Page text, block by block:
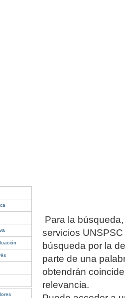
Para la
servicios
búsqueda por la
parte de una
obtendrán
relevancia.